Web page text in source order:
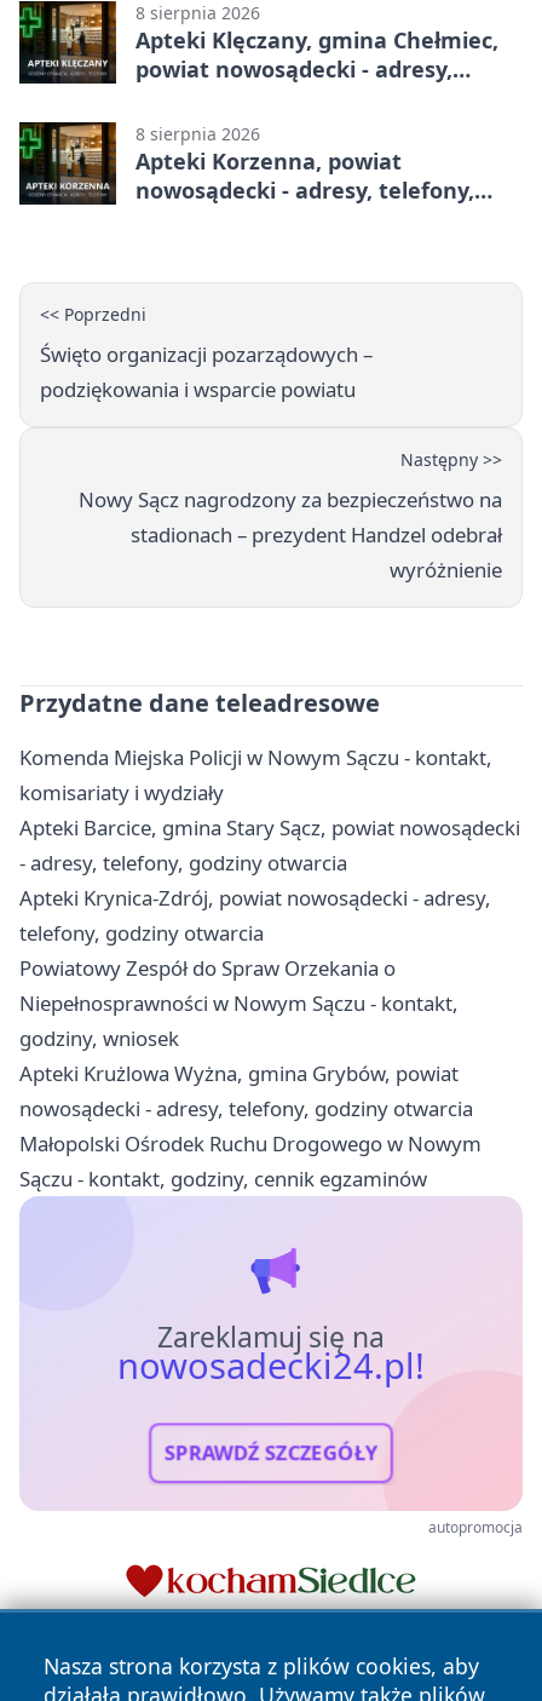
8 sierpnia 2026
Apteki Klęczany, gmina Chełmiec,
powiat nowosądecki - adresy,
8 sierpnia 2026
Apteki Korzenna, powiat
nowosądecki - adresy, telefony,
<< Poprzedni
Święto organizacji pozarządowych –
podziękowania i wsparcie powiatu
Następny >>
Nowy Sącz nagrodzony za bezpieczeństwo na
stadionach – prezydent Handzel odebrał
wyróżnienie
Przydatne dane teleadresowe
Komenda Miejska Policji w Nowym Sączu - kontakt,
komisariaty i wydziały
Apteki Barcice, gmina Stary Sącz, powiat nowosądecki
- adresy, telefony, godziny otwarcia
Apteki Krynica-Zdrój, powiat nowosądecki - adresy,
telefony, godziny otwarcia
Powiatowy Zespół do Spraw Orzekania o
Niepełnosprawności w Nowym Sączu - kontakt,
godziny, wniosek
Apteki Krużlowa Wyżna, gmina Grybów, powiat
nowosądecki - adresy, telefony, godziny otwarcia
Małopolski Ośrodek Ruchu Drogowego w Nowym
Sączu - kontakt, godziny, cennik egzaminów
Zareklamuj się na
nowosadecki24.pl!
SPRAWDŹ SZCZEGÓŁY
autopromocja
Nasza strona korzysta z plików cookies, aby
działała prawidłowo. Używamy także plików